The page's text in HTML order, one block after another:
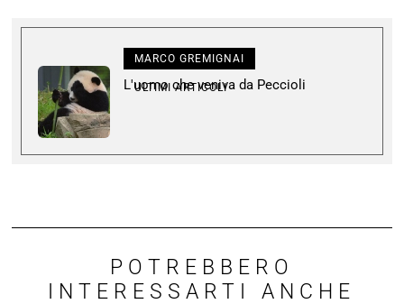
MARCO GREMIGNAI
ULTIMI ARTICOLI
L'uomo che veniva da Peccioli
POTREBBERO
INTERESSARTI ANCHE